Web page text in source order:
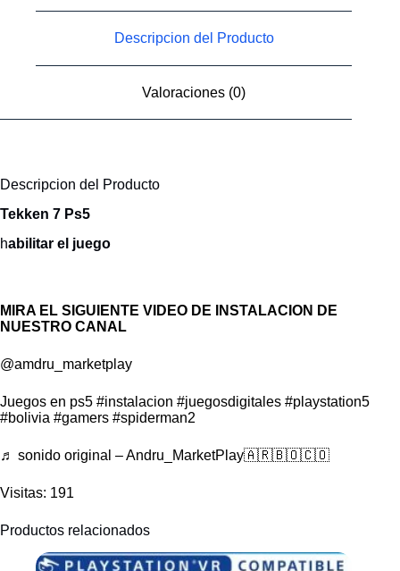
Descripcion del Producto
Valoraciones (0)
Descripcion del Producto
Tekken 7 Ps5
habilitar el juego
MIRA EL SIGUIENTE VIDEO DE INSTALACION DE
NUESTRO CANAL
@amdru_marketplay
Juegos en ps5 #instalacion #juegosdigitales #playstation5
#bolivia #gamers #spiderman2
♬ sonido original – Andru_MarketPlay🇦🇷🇧🇴🇨🇴
Visitas: 191
Productos relacionados